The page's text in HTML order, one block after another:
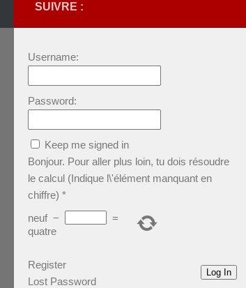
SUIVRE :
Username:
Password:
Keep me signed in
Bonjour. Pour aller plus loin, tu dois résoudre
le calcul (Indique l\'élément manquant en
chiffre) *
neuf −
=
quatre
Log In
Register
Lost Password